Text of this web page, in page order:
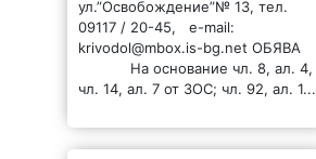
ул.”Освобождение”№ 13, тел.
09117 / 20-45, e-mail:
krivodol@mbox.is-bg.net ОБЯВА
На основание чл. 8, ал. 4,
чл. 14, ал. 7 от ЗОС; чл. 92, ал. 1...